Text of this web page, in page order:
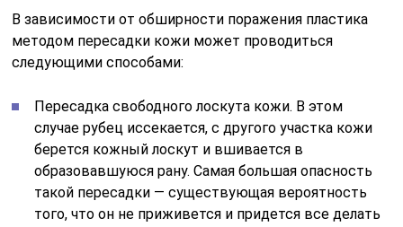
В зависимости от обширности поражения пластика
методом пересадки кожи может проводиться
следующими способами:
Пересадка свободного лоскута кожи. В этом
случае рубец иссекается, с другого участка кожи
берется кожный лоскут и вшивается в
образовавшуюся рану. Самая большая опасность
такой пересадки — существующая вероятность
того, что он не приживется и придется все делать